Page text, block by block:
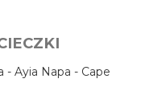
- Ayia Napa - Cape